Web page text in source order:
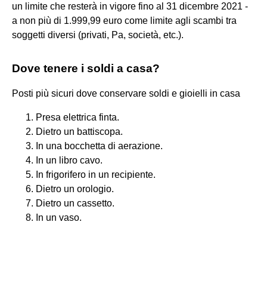
un limite che resterà in vigore fino al 31 dicembre 2021 -
a non più di 1.999,99 euro come limite agli scambi tra
soggetti diversi (privati, Pa, società, etc.).
Dove tenere i soldi a casa?
Posti più sicuri dove conservare soldi e gioielli in casa
Presa elettrica finta.
Dietro un battiscopa.
In una bocchetta di aerazione.
In un libro cavo.
In frigorifero in un recipiente.
Dietro un orologio.
Dietro un cassetto.
In un vaso.